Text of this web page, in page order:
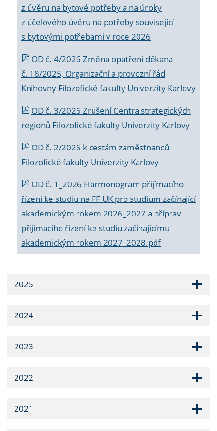
z úvěru na bytové potřeby a na úroky
z účelového úvěru na potřeby související
s bytovými potřebami v roce 2026
OD č. 4/2026 Změna opatření děkana
č. 18/2025, Organizační a provozní řád
Knihovny Filozofické fakulty Univerzity Karlovy
OD č. 3/2026 Zrušení Centra strategických
regionů Filozofické fakulty Univerzity Karlovy
OD č. 2/2026 k cestám zaměstnanců
Filozofické fakulty Univerzity Karlovy
OD č. 1_2026 Harmonogram přijímacího
řízení ke studiu na FF UK pro studium začínající
akademickým rokem 2026_2027 a příprav
přijímacího řízení ke studiu začínajícímu
akademickým rokem 2027_2028.pdf
2025
2024
2023
2022
2021